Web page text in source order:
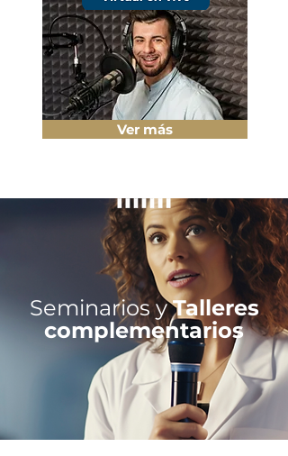
Ver más
Seminarios yTalleres
complementarios